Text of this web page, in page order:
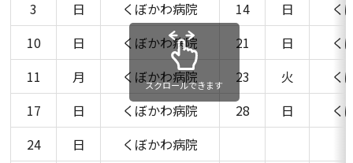
3
日 くぼかわ病院 14 日
く
10
日 くぼかわ病院 21 日
く
11
月 くぼかわ病院 23 火
く
17
日 くぼかわ病院 28 日
く
24
日
くぼかわ病院
スクロールできます